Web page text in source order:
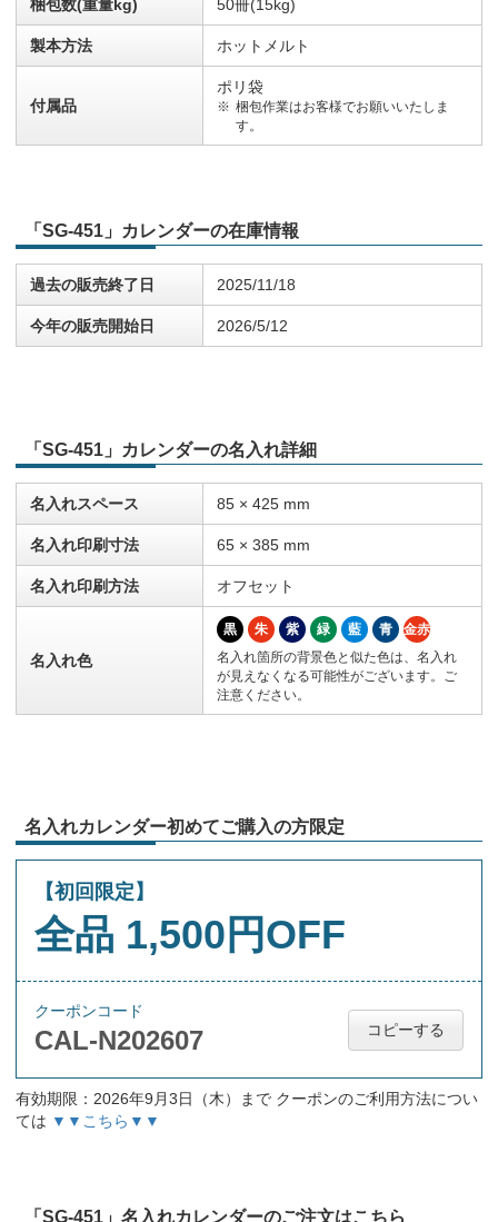
梱包数(重量kg) 50冊(15kg)
製本方法 ホットメルト
付属品
ポリ袋
梱包作業はお客様でお願いいたしま
す。
「SG-451」カレンダーの在庫情報
過去の販売終了日 2025/11/18
今年の販売開始日 2026/5/12
「SG-451」カレンダーの名入れ詳細
名入れスペース 85 × 425 mm
名入れ印刷寸法 65 × 385 mm
名入れ印刷方法 オフセット
名入れ色
黒 朱 紫 緑 藍 青
金赤
名入れ箇所の背景色と似た色は、名入れ
が見えなくなる可能性がございます。ご
注意ください。
名入れカレンダー初めてご購入の方限定
【初回限定】
全品 1,500円OFF
クーポンコード
CAL-N202607 コピーする
有効期限：2026年9月3日（木）まで クーポンのご利用方法につい
ては ▼▼こちら▼▼
「SG-451」名入れカレンダーのご注文はこちら